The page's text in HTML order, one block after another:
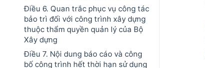
Điều 6. Quan trắc phục vụ công tác
bảo trì đối với công trình xây dựng
thuộc thẩm quyền quản lý của Bộ
Xây dựng
Điều 7. Nội dung báo cáo và công
bố công trình hết thời hạn sử dụng